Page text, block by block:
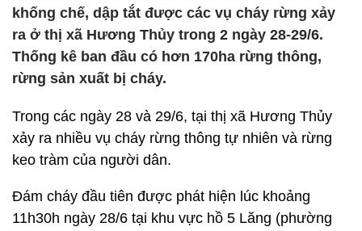
khống chế, dập tắt được các vụ cháy rừng xảy
ra ở thị xã Hương Thủy trong 2 ngày 28-29/6.
Thống kê ban đầu có hơn 170ha rừng thông,
rừng sản xuất bị cháy.
Trong các ngày 28 và 29/6, tại thị xã Hương Thủy
xảy ra nhiều vụ cháy rừng thông tự nhiên và rừng
keo tràm của người dân.
Đám cháy đầu tiên được phát hiện lúc khoảng
11h30h ngày 28/6 tại khu vực hồ 5 Lăng (phường